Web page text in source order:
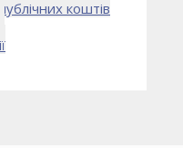
коштів